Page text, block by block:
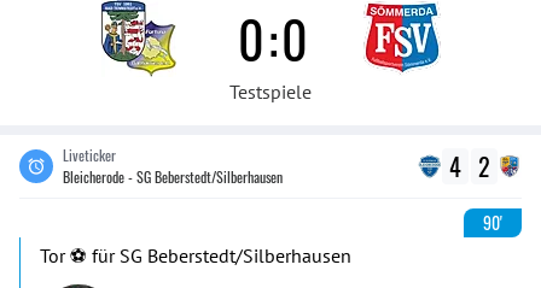
0:0
Testspiele
Liveticker
Bleicherode - SG Beberstedt/Silberhausen
4 2
90'
Tor ⚽️ für SG Beberstedt/Silberhausen